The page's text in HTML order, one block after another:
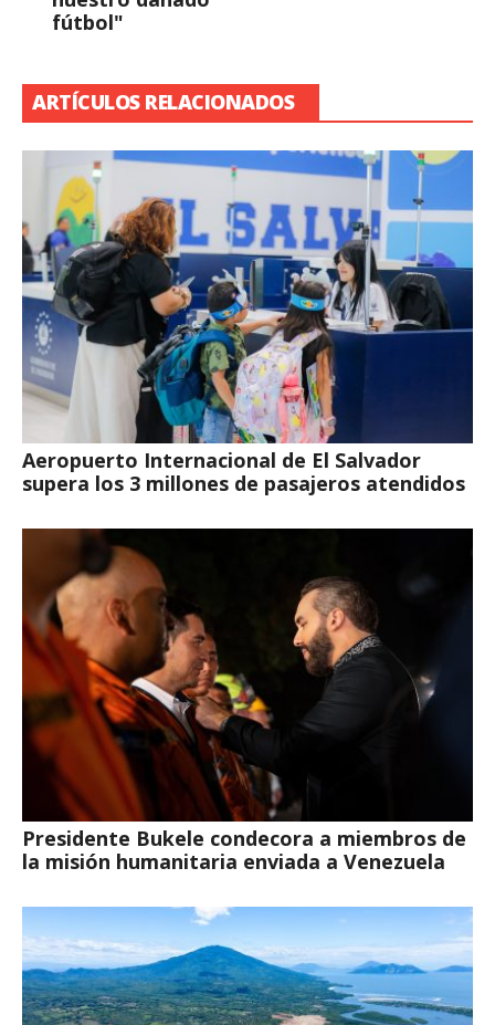
fútbol"
ARTÍCULOS RELACIONADOS
Aeropuerto Internacional de El Salvador
supera los 3 millones de pasajeros atendidos
Presidente Bukele condecora a miembros de
la misión humanitaria enviada a Venezuela